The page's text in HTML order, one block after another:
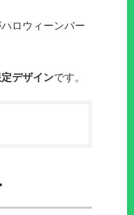
ハロウィーンバー
デザインです。